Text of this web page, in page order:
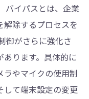
バイパスとは、企業
除するプロセスを
御がさらに強化さ
ります。具体的に
ラやマイクの使用制
して端末設定の変更